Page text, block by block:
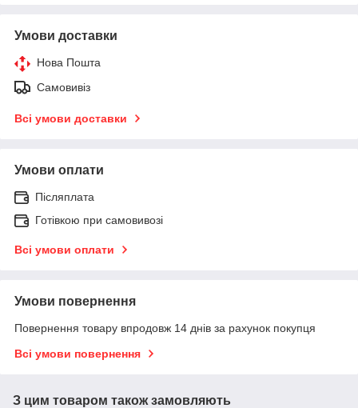
Умови доставки
Нова Пошта
Самовивіз
Всі умови доставки
Умови оплати
Післяплата
Готівкою при самовивозі
Всі умови оплати
Умови повернення
Повернення товару впродовж 14 днів за рахунок покупця
Всі умови повернення
З цим товаром також замовляють